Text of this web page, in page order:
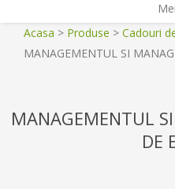
Navigation
Menu
Acasa > Produse > Cadouri
MANAGEMENTUL SI
MANAGEMENTUL
DE